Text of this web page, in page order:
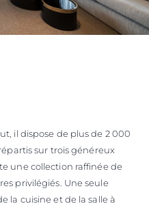
il dispose de plus de 2 000
sur trois généreux
une collection raffinée de
privilégiés. Une seule
la cuisine et de la salle à